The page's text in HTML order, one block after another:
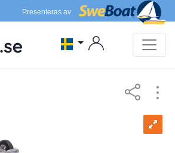
Presenteras av